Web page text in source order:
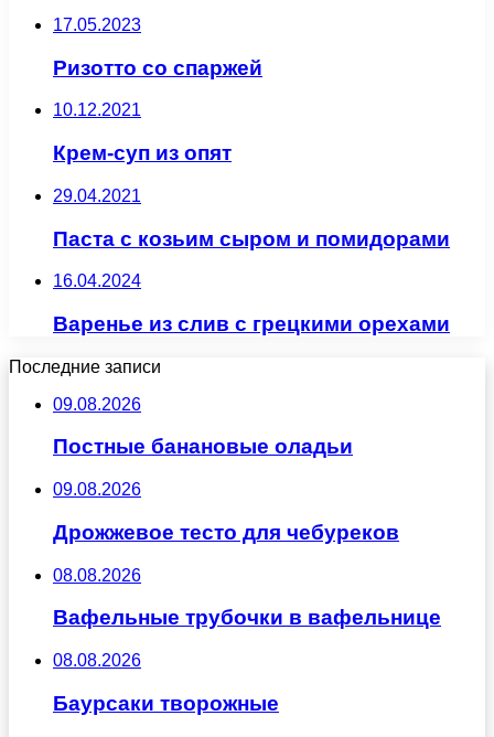
17.05.2023
Ризотто со спаржей
10.12.2021
Крем-суп из опят
29.04.2021
Паста с козьим сыром и помидорами
16.04.2024
Варенье из слив с грецкими орехами
Последние записи
09.08.2026
Постные банановые оладьи
09.08.2026
Дрожжевое тесто для чебуреков
08.08.2026
Вафельные трубочки в вафельнице
08.08.2026
Баурсаки творожные